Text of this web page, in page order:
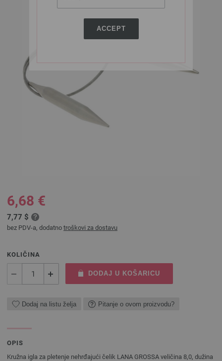
ACCEPT
6,68 €
7,77 $
bez PDV-a, dodatno troškovi za dostavu
KOLIČINA
DODAJ U KOŠARICU
Dodaj na listu želja Pitanje o ovom proizvodu?
OPIS
Kružna igla za pletenje nehrđajući čelik LANA GROSSA veličina 8,0, dužina